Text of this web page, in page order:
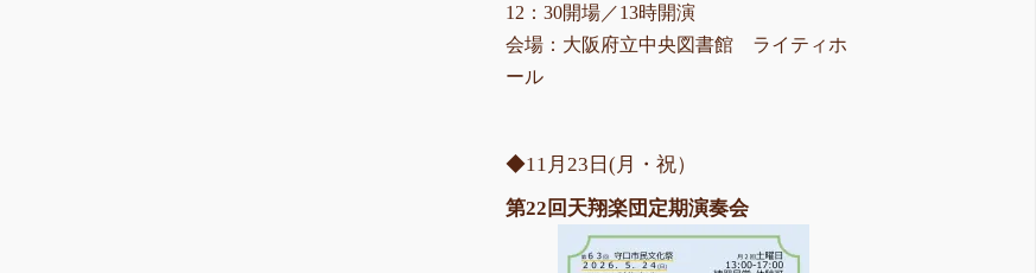
12：30開場／13時開演
会場：大阪府立中央図書館 ライティホ
ール
◆11月23日(月・祝）
第22回天翔楽団定期演奏会